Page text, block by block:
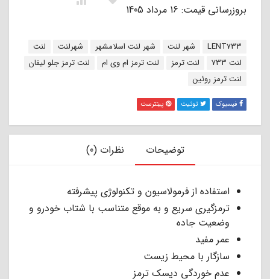
بروزرسانی قیمت: 16 مرداد 1405
برچسب:
LENT733 شهر لنت شهر لنت اسلامشهر شهرلنت
لنت
لنت 733
لنت ترمز لنت ترمز ام وی ام
لنت ترمز جلو لیفان
لنت ترمز روئین
فیسبوک توئیت پینترست
توضیحات نظرات (0)
استفاده از فرمولاسیون و تکنولوژی پیشرفته
ترمزگیری سریع و به موقع متناسب با شتاب خودرو و
وضعیت جاده
عمر مفید
سازگار با محیط زیست
عدم خوردگی دیسک ترمز